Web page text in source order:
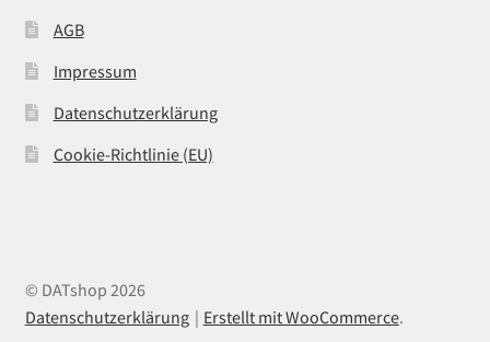
AGB
Impressum
Datenschutzerklärung
Cookie-Richtlinie (EU)
© DATshop 2026
Datenschutzerklärung
Erstellt mit WooCommerce.